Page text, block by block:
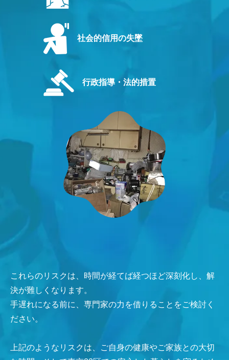
社会的信用の失墜
行政指導・法的措置
これらのリスクは、時間が経てば経つほど深刻化し、解
決が難しくなります。
手遅れになる前に、専門家の力を借りることをご検討く
ださい。
上記のようなリスクは、ご自身の健康やご家族との大切